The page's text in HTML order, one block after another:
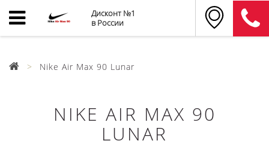
Дисконт №1
в России
Nike Air Max 90 Lunar
NIKE AIR MAX 90
LUNAR